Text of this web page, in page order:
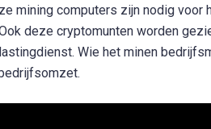
mining computers zijn nodig voor
deze cryptomunten worden
Wie het minen